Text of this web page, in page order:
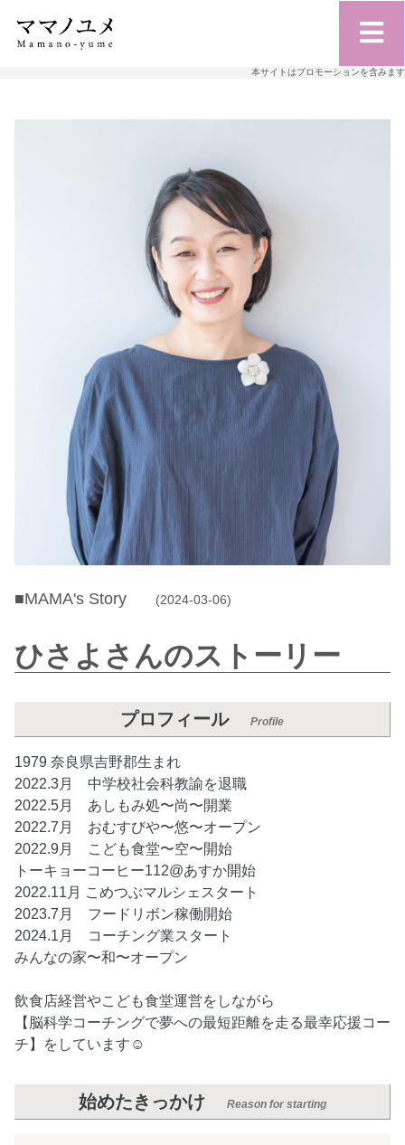
本サイトはプロモーションを含みます
■MAMA's Story (2024-03-06)
ひさよさんのストーリー
プロフィール Profile
1979 奈良県吉野郡生まれ
2022.3月 中学校社会科教諭を退職
2022.5月 あしもみ処〜尚〜開業
2022.7月 おむすびや〜悠〜オープン
2022.9月 こども食堂〜空〜開始
トーキョーコーヒー112@あすか開始
2022.11月 こめつぶマルシェスタート
2023.7月 フードリボン稼働開始
2024.1月 コーチング業スタート
みんなの家〜和〜オープン
飲食店経営やこども食堂運営をしながら
【脳科学コーチングで夢への最短距離を走る最幸応援コー
チ】をしています☺︎
始めたきっかけ Reason for starting